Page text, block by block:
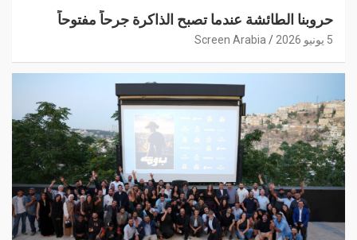
حروبنا الطائشة عندما تصبح الذاكرة جرحاً مفتوحاً
5 يونيو 2026 Screen Arabia